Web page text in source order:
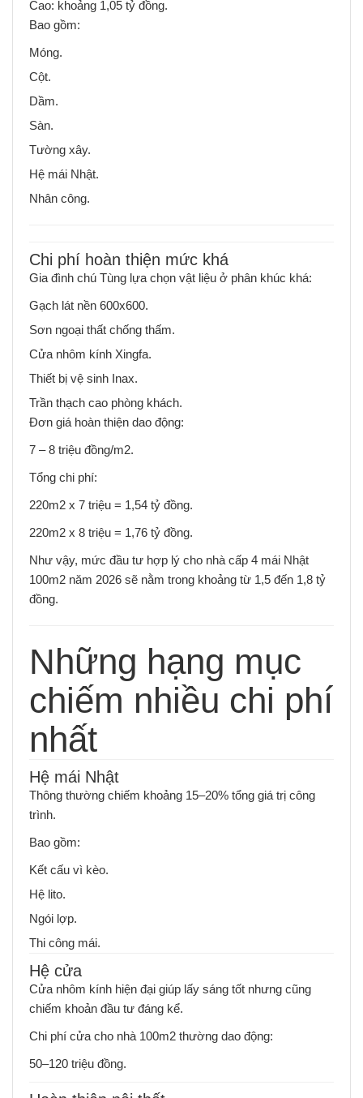
Cao: khoảng 1,05 tỷ đồng.
Bao gồm:
Móng.
Cột.
Dầm.
Sàn.
Tường xây.
Hệ mái Nhật.
Nhân công.
Chi phí hoàn thiện mức khá
Gia đình chú Tùng lựa chọn vật liệu ở phân khúc khá:
Gạch lát nền 600x600.
Sơn ngoại thất chống thấm.
Cửa nhôm kính Xingfa.
Thiết bị vệ sinh Inax.
Trần thạch cao phòng khách.
Đơn giá hoàn thiện dao động:
7 – 8 triệu đồng/m2.
Tổng chi phí:
220m2 x 7 triệu = 1,54 tỷ đồng.
220m2 x 8 triệu = 1,76 tỷ đồng.
Như vậy, mức đầu tư hợp lý cho nhà cấp 4 mái Nhật
100m2 năm 2026 sẽ nằm trong khoảng từ 1,5 đến 1,8 tỷ
đồng.
Những hạng mục
chiếm nhiều chi phí
nhất
Hệ mái Nhật
Thông thường chiếm khoảng 15–20% tổng giá trị công
trình.
Bao gồm:
Kết cấu vì kèo.
Hệ lito.
Ngói lợp.
Thi công mái.
Hệ cửa
Cửa nhôm kính hiện đại giúp lấy sáng tốt nhưng cũng
chiếm khoản đầu tư đáng kể.
Chi phí cửa cho nhà 100m2 thường dao động:
50–120 triệu đồng.